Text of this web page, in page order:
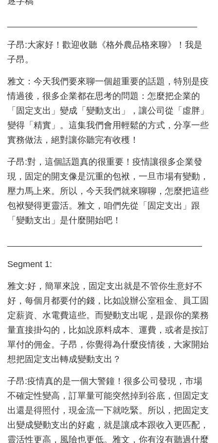
子昂:大家好！歡迎收聽《格外農品格來聊》！我是
子昂。
雅文：今天我們要來聊一個超重要的話題，特別是疫
情過後，很多企業都在思考的問題：怎麼把企業的
「固定支出」變成「變動支出」，讓公司從「虛胖」
變得「精實」。這集我們會用輕鬆的方式，分享一些
實務做法，絕對讓你聽完有收穫！
子昂:對，這個話題真的很重要！疫情讓很多企業發
現，固定的開支像是沉重的包袱，一旦市場有變動，
壓力馬上來。所以，今天我們就來聊聊，怎麼把這些
包袱變得更靈活。雅文，咱們先從「固定支出」跟
「變動支出」是什麼開始吧！
Segment 1:
雅文:好，簡單來說，固定支出就是不管你生意好不
好，每個月都要付的錢，比如說辦公室租金、員工固
定薪資、水電費這些。而變動支出呢，是跟你的業務
量直接掛勾的，比如說原料成本、運費，或者是按訂
單付的佣金。子昂，你覺得為什麼疫情後，大家開始
想把固定支出轉成變動支出？
子昂:疫情真的是一個大警鐘！很多公司發現，市場
不確定性變高，訂單量可能突然掉到谷底，但固定支
出還是得照付，現金流一下就吃緊。所以，把固定支
出變成變動支出的好處，就是讓成本跟收入更匹配，
靈活性更高，風險也更低。雅文，你有沒有聽過什麼